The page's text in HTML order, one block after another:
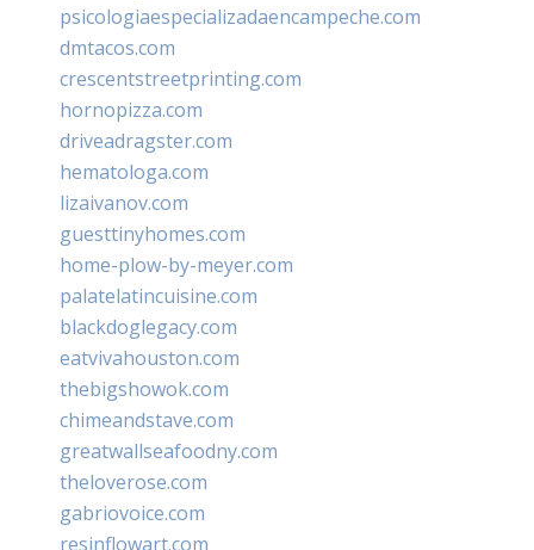
psicologiaespecializadaencampeche.com
dmtacos.com
crescentstreetprinting.com
hornopizza.com
driveadragster.com
hematologa.com
lizaivanov.com
guesttinyhomes.com
home-plow-by-meyer.com
palatelatincuisine.com
blackdoglegacy.com
eatvivahouston.com
thebigshowok.com
chimeandstave.com
greatwallseafoodny.com
theloverose.com
gabriovoice.com
resinflowart.com